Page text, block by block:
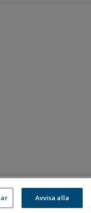
583 595 00Avvisa alla